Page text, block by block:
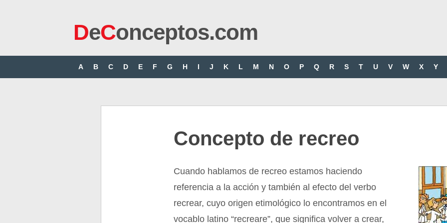
DeConceptos.com
A B C D E F G H I J K L M N O P Q R S T U V W X Y
Concepto de recreo
Cuando hablamos de recreo estamos haciendo
referencia a la acción y también al efecto del verbo
recrear, cuyo origen etimológico lo encontramos en el
vocablo latino “recreare”, que significa volver a crear,